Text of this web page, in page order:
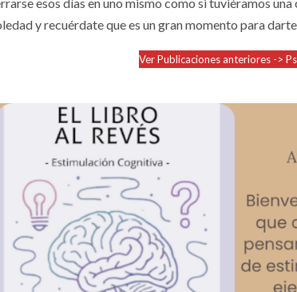
y recuérdate que es un gran momento para
Ver Publicaciones anteriores ->